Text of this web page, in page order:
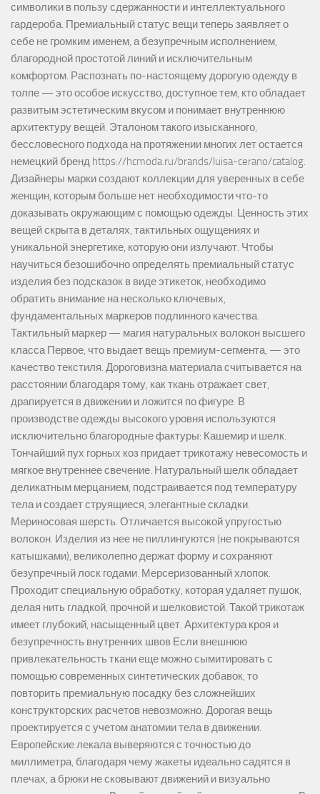
символики в пользу сдержанности и интеллектуального
гардероба. Премиальный статус вещи теперь заявляет о
себе не громким именем, а безупречным исполнением,
благородной простотой линий и исключительным
комфортом. Распознать по-настоящему дорогую одежду в
толпе — это особое искусство, доступное тем, кто обладает
развитым эстетическим вкусом и понимает внутреннюю
архитектуру вещей. Эталоном такого изысканного,
бессловесного подхода на протяжении многих лет остается
немецкий бренд https://hcmoda.ru/brands/luisa-cerano/catalog.
Дизайнеры марки создают коллекции для уверенных в себе
женщин, которым больше нет необходимости что-то
доказывать окружающим с помощью одежды. Ценность этих
вещей скрыта в деталях, тактильных ощущениях и
уникальной энергетике, которую они излучают. Чтобы
научиться безошибочно определять премиальный статус
изделия без подсказок в виде этикеток, необходимо
обратить внимание на несколько ключевых,
фундаментальных маркеров подлинного качества.
Тактильный маркер — магия натуральных волокон высшего
класса Первое, что выдает вещь премиум-сегмента, — это
качество текстиля. Дороговизна материала считывается на
расстоянии благодаря тому, как ткань отражает свет,
драпируется в движении и ложится по фигуре. В
производстве одежды высокого уровня используются
исключительно благородные фактуры: Кашемир и шелк.
Тончайший пух горных коз придает трикотажу невесомость и
мягкое внутреннее свечение. Натуральный шелк обладает
деликатным мерцанием, подстраивается под температуру
тела и создает струящиеся, элегантные складки.
Мериносовая шерсть. Отличается высокой упругостью
волокон. Изделия из нее не пиллингуются (не покрываются
катышками), великолепно держат форму и сохраняют
безупречный лоск годами. Мерсеризованный хлопок.
Проходит специальную обработку, которая удаляет пушок,
делая нить гладкой, прочной и шелковистой. Такой трикотаж
имеет глубокий, насыщенный цвет. Архитектура кроя и
безупречность внутренних швов Если внешнюю
привлекательность ткани еще можно сымитировать с
помощью современных синтетических добавок, то
повторить премиальную посадку без сложнейших
конструкторских расчетов невозможно. Дорогая вещь
проектируется с учетом анатомии тела в движении.
Европейские лекала выверяются с точностью до
миллиметра, благодаря чему жакеты идеально садятся в
плечах, а брюки не сковывают движений и визуально